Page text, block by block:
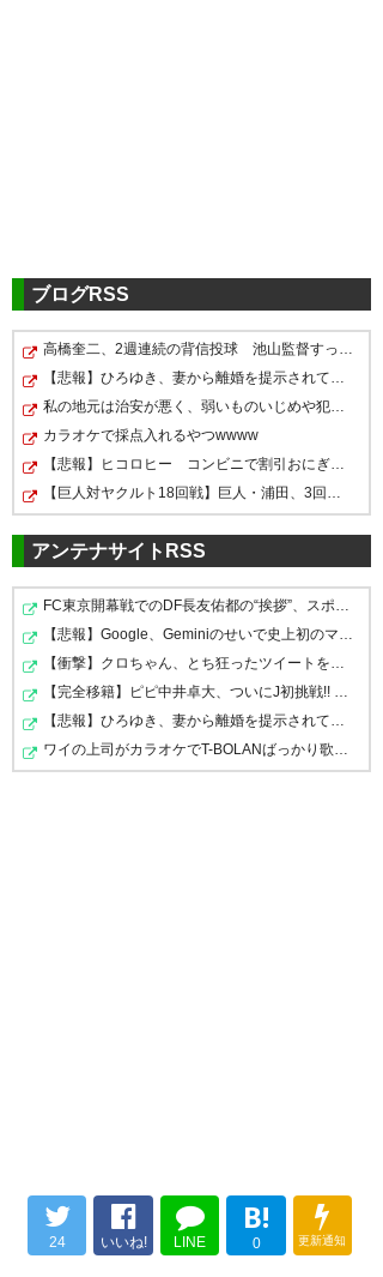
— さき＠WORKING!!猫組秋アニ
メ (saki_yamayama)2016, 10
月 5
マリノスの引き分けかー。 うー
ん、、、なかなか調子が上がら
ないな。。。
— ミスタ＊ (mista_omei)2016,
10月 5
ショッペーナ（YBCルヴァン杯
準決勝 1stLeg ガンバ大阪 0-0
— カーフ (kalfs)2016, 10月 5
ガンバ0-0横浜で試合終了。いわ
ゆるひとつのソルトゲーム。ま
あアウェイゴール奪われなかっ
たのでそれほど悪い結果ではな
い。守備は集中してたし、藤ヶ
谷もよかった。で、得点は誰が
獲るの？
— 7式 Johnny (7John_Doe)
2016, 10月 5
試合後のマリノスゴール裏をを
見ての通り誰を諦めてない。 9
日、ホームでしっかり勝って決
ブログRSS
高橋奎二、2週連続の背信投球 池山監督すっぱい顔ｗｗｗ…
【悲報】ひろゆき、妻から離婚を提示されていたｗｗｗｗ
私の地元は治安が悪く、弱いものいじめや犯罪を楽しみな…
カラオケで採点入れるやつwwww
【悲報】ヒコロヒー コンビニで割引おにぎりは〝絶対買…
【巨人対ヤクルト18回戦】巨人・浦田、3回裏1アウト満塁…
アンテナサイトRSS
FC東京開幕戦でのDF長友佑都の“挨拶”、スポニチがネタバ…
【悲報】Google、Geminiのせいで史上初のマイナスキャッ…
【衝撃】クロちゃん、とち狂ったツイートをする←コレ言う…
【完全移籍】ピピ中井卓大、ついにJ初挑戦!! 今治完全移…
【悲報】ひろゆき、妻から離婚を提示されていたｗｗｗｗ
ワイの上司がカラオケでT-BOLANばっかり歌うんやが
24 いいね! LINE
B!
0 更新通知